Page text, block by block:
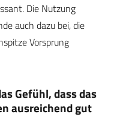
Die Nutzung
auch dazu bei, die
Vorsprung
Gefühl, dass das
ausreichend gut